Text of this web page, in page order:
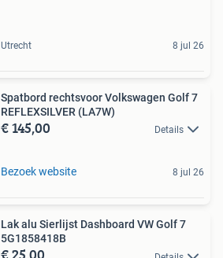
Utrecht 8 jul 26
Spatbord rechtsvoor Volkswagen Golf 7
REFLEXSILVER (LA7W)
€ 145,00 Details
Bezoek website 8 jul 26
Lak alu Sierlijst Dashboard VW Golf 7
5G1858418B